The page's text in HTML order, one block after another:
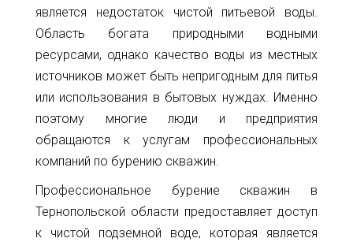
является недостаток чистой питьевой воды.
Область богата природными водными
ресурсами, однако качество воды из местных
источников может быть непригодным для питья
или использования в бытовых нуждах. Именно
поэтому многие люди и предприятия
обращаются к услугам профессиональных
компаний по бурению скважин.
Профессиональное бурение скважин в
Тернопольской области предоставляет доступ
к чистой подземной воде, которая является